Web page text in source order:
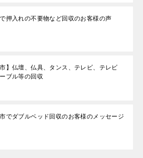
押入れの不要物など回収のお客様の声
市】仏壇、仏具、タンス、テレビ、テレビ
ブル等の回収
でダブルベッド回収のお客様のメッセージ